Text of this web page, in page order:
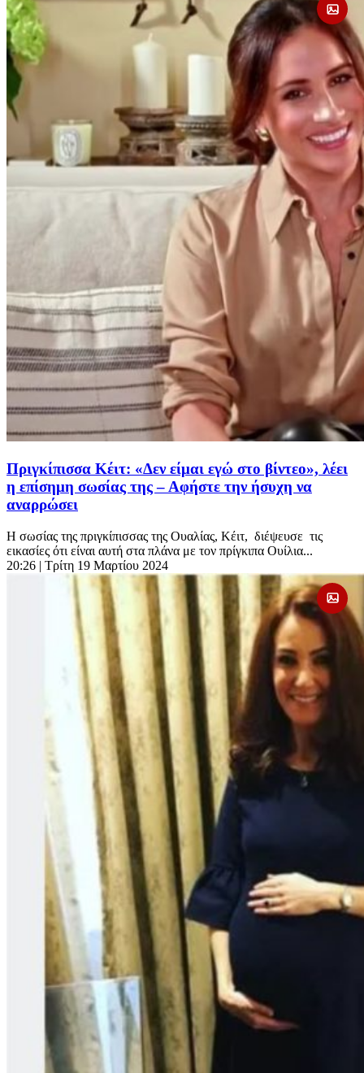
Πριγκίπισσα Κέιτ: «Δεν είμαι εγώ στο βίντεο», λέει
η επίσημη σωσίας της – Αφήστε την ήσυχη να
αναρρώσει
Η σωσίας της πριγκίπισσας της Ουαλίας, Κέιτ, διέψευσε τις
εικασίες ότι είναι αυτή στα πλάνα με τον πρίγκιπα Ουίλια...
20:26 | Τρίτη 19 Μαρτίου 2024